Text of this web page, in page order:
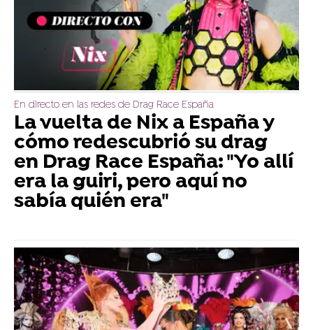
En directo en las redes de Drag Race España
La vuelta de Nix a España y
cómo redescubrió su drag
en Drag Race España: "Yo allí
era la guiri, pero aquí no
sabía quién era"